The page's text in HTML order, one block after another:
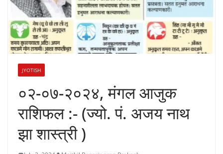
JYOTISH
०२-०७-२०२४, मंगल आजुक
राशिफल :- (ज्यो. पं. अजय नाथ
झा शास्त्री )